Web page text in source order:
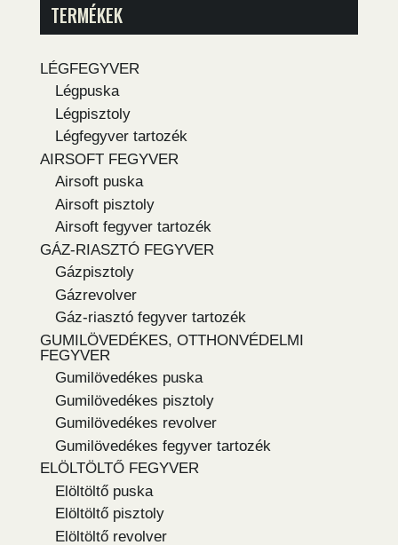
TERMÉKEK
LÉGFEGYVER
Légpuska
Légpisztoly
Légfegyver tartozék
AIRSOFT FEGYVER
Airsoft puska
Airsoft pisztoly
Airsoft fegyver tartozék
GÁZ-RIASZTÓ FEGYVER
Gázpisztoly
Gázrevolver
Gáz-riasztó fegyver tartozék
GUMILÖVEDÉKES, OTTHONVÉDELMI
FEGYVER
Gumilövedékes puska
Gumilövedékes pisztoly
Gumilövedékes revolver
Gumilövedékes fegyver tartozék
ELÖLTÖLTŐ FEGYVER
Elöltöltő puska
Elöltöltő pisztoly
Elöltöltő revolver